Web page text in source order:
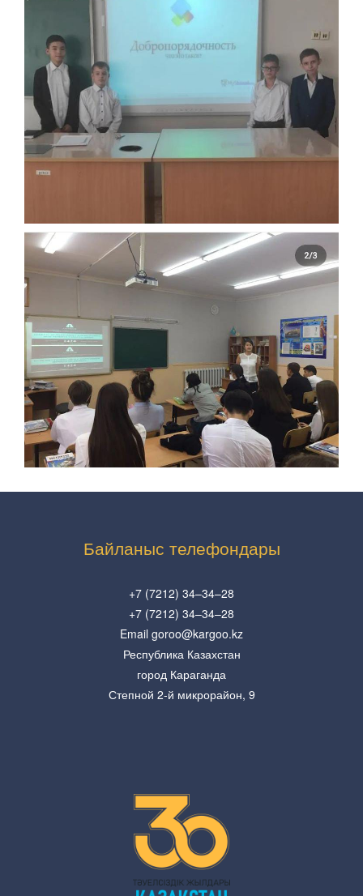
Байланыс телефондары
+7 (7212) 34–34–28
+7 (7212) 34–34–28
Email goroo@kargoo.kz
Республика Казахстан
город Караганда
Степной 2-й микрорайон, 9